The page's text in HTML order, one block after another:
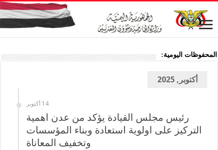
المحفوظات اليومية:
أكتوبر, 2025
14 أكتوبر
رئيس مجلس القيادة يؤكد من عدن اهمية
التركيز على اولوية استعادة وبناء المؤسسات
وتخفيف المعاناة